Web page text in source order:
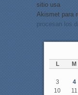
sitio usa
Akismet para
procesan los
L M
3
4
10
11